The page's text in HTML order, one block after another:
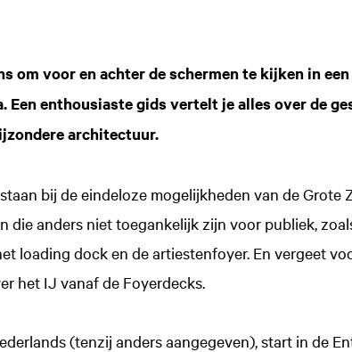
om voor en achter de schermen te kijken in
Een enthousiaste gids vertelt je alles over de
architectuur.
bij de eindeloze mogelijkheden van de Grote
die anders niet toegankelijk zijn voor publiek,
loading dock en de artiestenfoyer. En vergeet
het IJ vanaf de Foyerdecks.
(tenzij anders aangegeven), start in de